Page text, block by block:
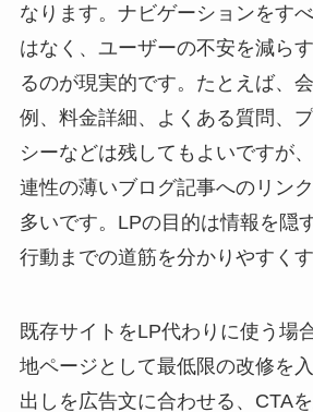
なります。ナビゲーションをす
はなく、ユーザーの不安を減ら
るのが現実的です。たとえば、
例、料金詳細、よくある質問、
シーなどは残してもよいですが
連性の薄いブログ記事へのリン
多いです。LPの目的は情報を隠
行動までの道筋を分かりやすくす
既存サイトをLP代わりに使う場
地ページとして最低限の改修を
出しを広告文に合わせる、CTA